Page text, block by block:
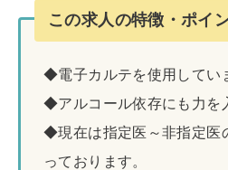
この求人の特徴・ポイ
◆電子カルテを使用してい
◆アルコール依存にも力を
◆現在は指定医～非指定医
っております。